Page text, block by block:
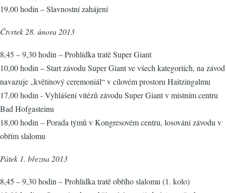
19,00 hodin – Slavnostní zahájení
Čtvrtek 28. února 2013
8,45 – 9,30 hodin – Prohlídka tratě Super Giant
10,00 hodin – Start závodu Super Giant ve všech kategoriích, na závod
navazuje „květinový ceremoniál“ v cílovém prostoru Haitzingalmu
17,00 hodin - Vyhlášení vítězů závodu Super Giant v místním centru
Bad Hofgasteinu
18,00 hodin – Porada týmů v Kongresovém centru, losování závodu v
obřím slalomu
Pátek 1. března 2013
8,45 – 9,30 hodin – Prohlídka tratě obřího slalomu (1. kolo)